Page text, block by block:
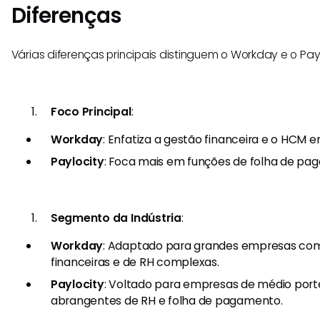
Diferenças
Várias diferenças principais distinguem o Workday e o
Foco Principal:
Workday: Enfatiza a gestão financeira e o HCM
Paylocity: Foca mais em funções de folha de
Segmento da Indústria:
Workday: Adaptado para grandes empresas
financeiras e de RH complexas.
Paylocity: Voltado para empresas de médio
abrangentes de RH e folha de pagamento.